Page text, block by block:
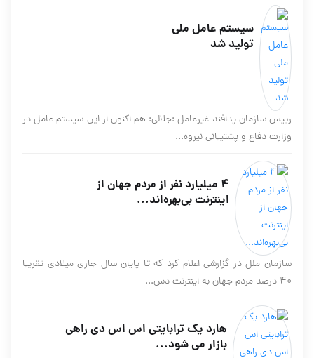
سيستم عامل ملی
توليد شد
رییس سازمان پدافند غیرعامل :جلالي: هم اكنون از این سیستم عامل در
وزارت دفاع و پشتیبانی نیروه...
۴ میلیارد نفر از مردم جهان از
اینترنت بی‌بهره‌اند...
سازمان ملل در گزارشی اعلام کرد که تا پایان سال جاری میلادی تقریبا
۴۰ درصد مردم جهان به اینترنت دس...
هارد یک ترابایتی اس اس دی راهی
بازار می شود...